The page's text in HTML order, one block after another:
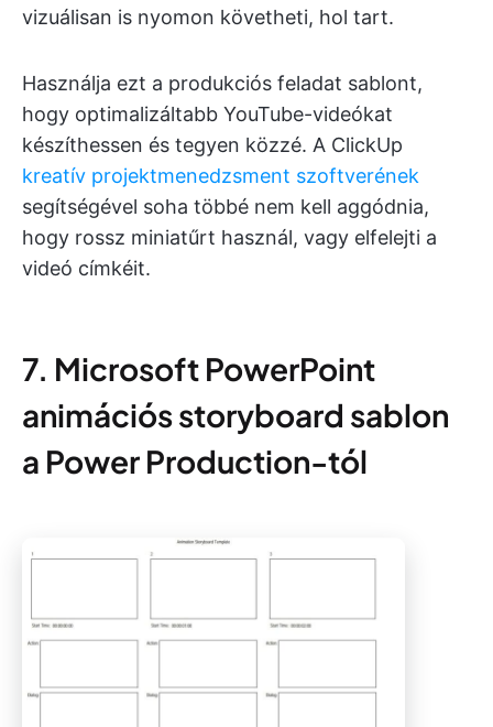
vizuálisan is nyomon követheti, hol tart.
Használja ezt a produkciós feladat sablont,
hogy optimalizáltabb YouTube-videókat
készíthessen és tegyen közzé. A ClickUp
kreatív projektmenedzsment szoftverének
segítségével soha többé nem kell aggódnia,
hogy rossz miniatűrt használ, vagy elfelejti a
videó címkéit.
7. Microsoft PowerPoint
animációs storyboard sablon
a Power Production-tól